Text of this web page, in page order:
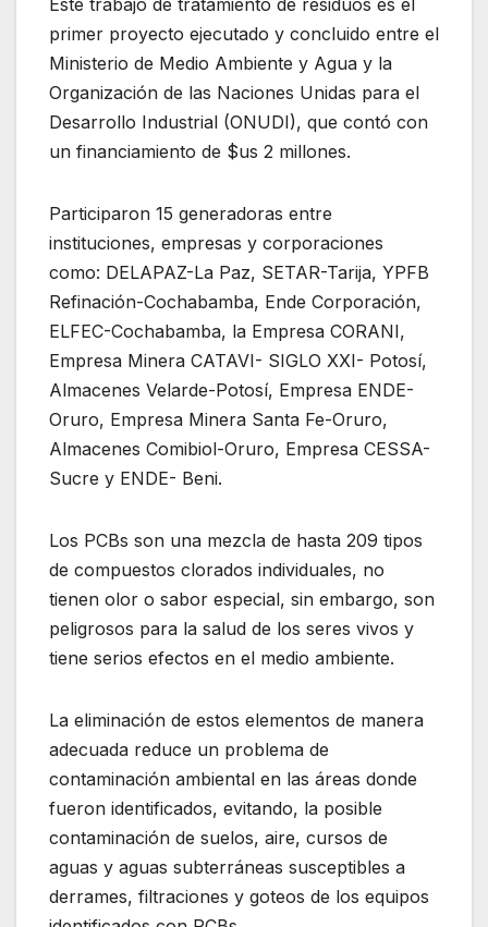
Este trabajo de tratamiento de residuos es el
primer proyecto ejecutado y concluido entre el
Ministerio de Medio Ambiente y Agua y la
Organización de las Naciones Unidas para el
Desarrollo Industrial (ONUDI), que contó con
un financiamiento de $us 2 millones.
Participaron 15 generadoras entre
instituciones, empresas y corporaciones
como: DELAPAZ-La Paz, SETAR-Tarija, YPFB
Refinación-Cochabamba, Ende Corporación,
ELFEC-Cochabamba, la Empresa CORANI,
Empresa Minera CATAVI- SIGLO XXI- Potosí,
Almacenes Velarde-Potosí, Empresa ENDE-
Oruro, Empresa Minera Santa Fe-Oruro,
Almacenes Comibiol-Oruro, Empresa CESSA-
Sucre y ENDE- Beni.
Los PCBs son una mezcla de hasta 209 tipos
de compuestos clorados individuales, no
tienen olor o sabor especial, sin embargo, son
peligrosos para la salud de los seres vivos y
tiene serios efectos en el medio ambiente.
La eliminación de estos elementos de manera
adecuada reduce un problema de
contaminación ambiental en las áreas donde
fueron identificados, evitando, la posible
contaminación de suelos, aire, cursos de
aguas y aguas subterráneas susceptibles a
derrames, filtraciones y goteos de los equipos